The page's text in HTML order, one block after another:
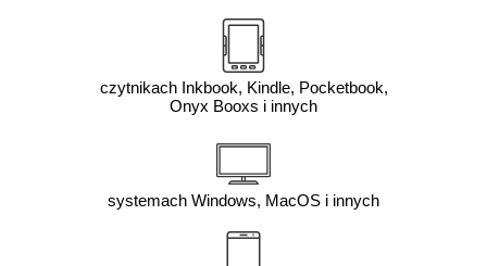
czytnikach Inkbook, Kindle, Pocketbook,
Onyx Booxs i innych
systemach Windows, MacOS i innych